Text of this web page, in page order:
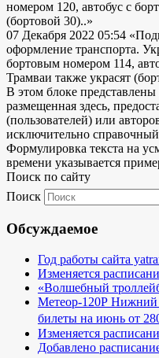
номером 120, автобус с
(бортовой 30)..»
07 Декабря 2022 05:54
оформление транспорта.
бортовым номером 114,
Трамваи также украсят
В этом блоке
размещенная здесь,
(пользователей) или
исключительно
Формулировка текста на
времени указывается
Поиск по сайту
Поиск
Обсуждаемое
Год работы сайта
Изменяется
«Волшебный
Метеор-120Р Нижний
билеты на июнь от
Изменяется
Добавлено